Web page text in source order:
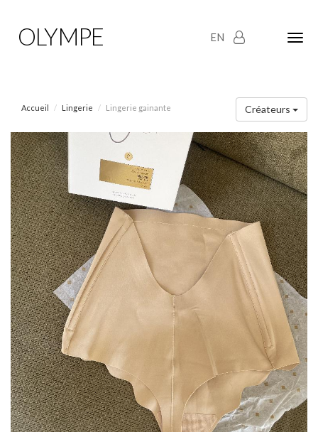
EN
OLYMPE
Créateurs
Accueil Lingerie Lingerie gainante